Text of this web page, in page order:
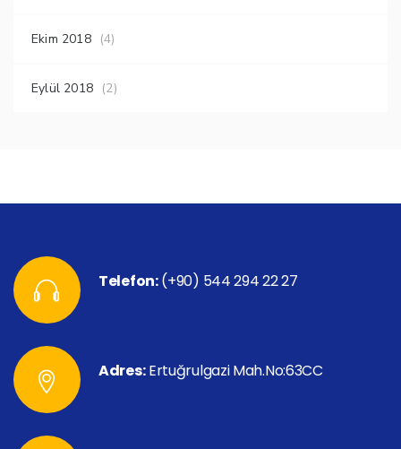
Ekim 2018 (4)
Eylül 2018 (2)
Telefon:(+90) 544 294 22 27
Adres:Ertuğrulgazi Mah.No:63CC